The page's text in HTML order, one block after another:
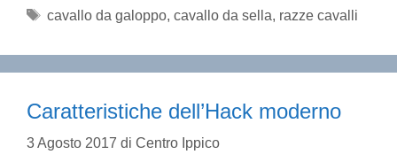
Tag
cavallo da galoppo, cavallo da sella, razze cavalli
Caratteristiche dell’Hack moderno
3 Agosto 2017 di Centro Ippico